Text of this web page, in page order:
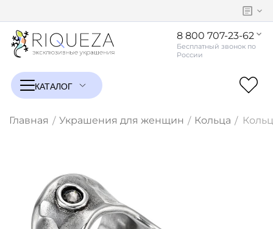
8 800 707-23-62
Главная / Украшения для женщин / Кольца /